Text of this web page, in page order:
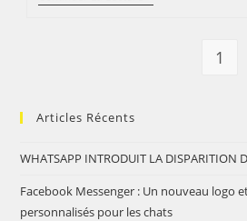
Du
1
Articles Récents
WHATSAPP INTRODUIT LA DISPARITION
Facebook Messenger : Un nouveau logo
personnalisés pour les chats